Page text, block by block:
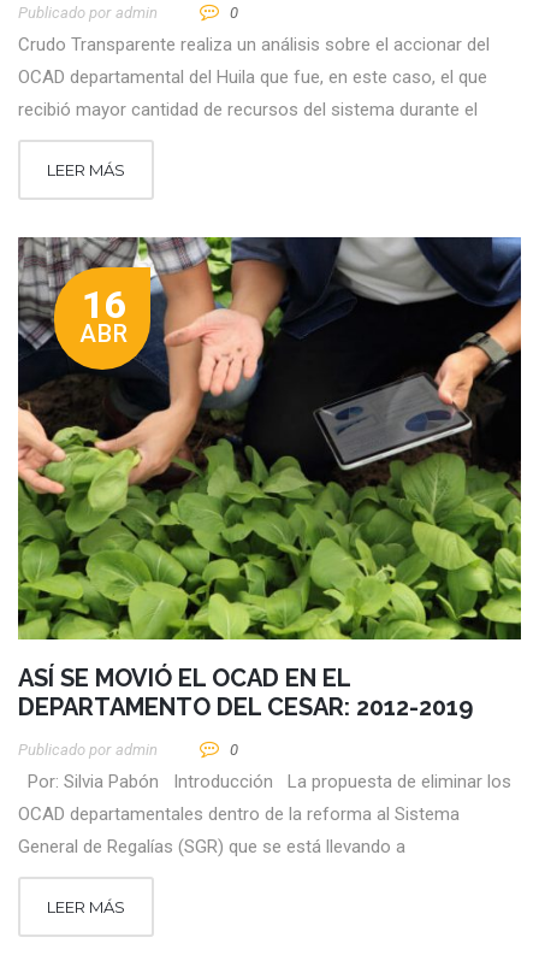
Publicado por Admin 0
Crudo Transparente realiza un análisis sobre el accionar del
OCAD departamental del Huila que fue, en este caso, el que
recibió mayor cantidad de recursos del sistema durante el
LEER MÁS
16
ABR
ASÍ SE MOVIÓ EL OCAD EN EL
DEPARTAMENTO DEL CESAR: 2012-2019
Publicado por Admin 0
Por: Silvia Pabón Introducción La propuesta de eliminar los
OCAD departamentales dentro de la reforma al Sistema
General de Regalías (SGR) que se está llevando a
LEER MÁS